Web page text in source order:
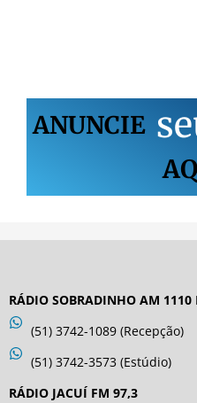
ANUNCIE se
RÁDIO SOBRADINHO AM 1110
(51) 3742-1089 (Recepção)
(51) 3742-3573 (Estúdio)
RÁDIO JACUÍ FM 97,3